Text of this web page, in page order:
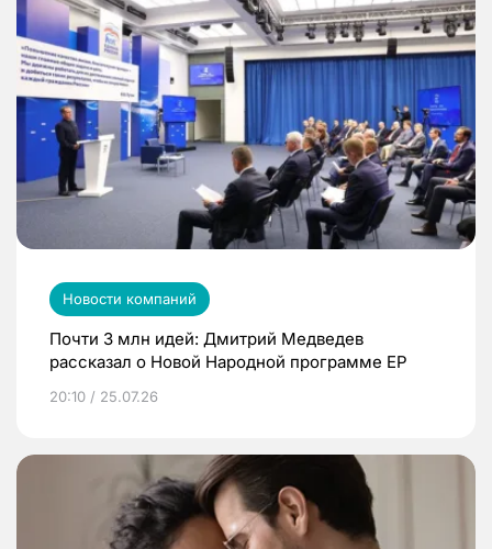
Новости компаний
Почти 3 млн идей: Дмитрий Медведев
рассказал о Новой Народной программе ЕР
20:10 / 25.07.26